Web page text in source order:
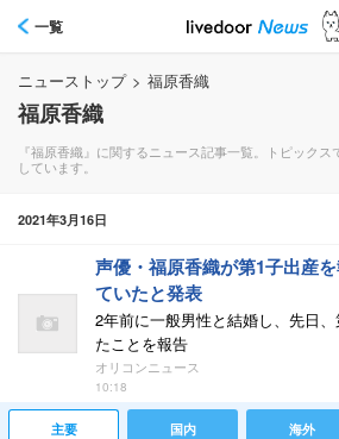
一覧
ニューストップ > 福原香織
福原香織
『福原香織』に関するニュース記事一覧。トピック
しています。
2021年3月16日
声優・福原香織が第1子出産
ていたと発表
2年前に一般男性と結婚し、先日
たことを報告
オリコンニュース
10:18
主要 国内 海外